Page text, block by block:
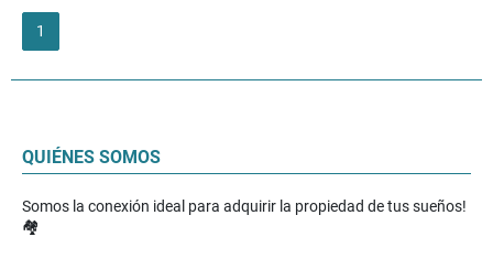
1
QUIÉNES SOMOS
Somos la conexión ideal para adquirir la propiedad de tus sueños!
🏘️